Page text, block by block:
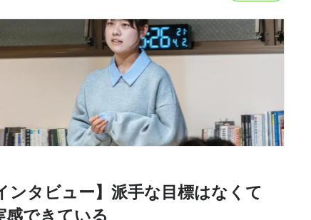
ンタビュー】派手な目標はなくて
感できている